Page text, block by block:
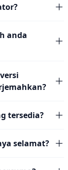
anda
tersedia?
selamat?